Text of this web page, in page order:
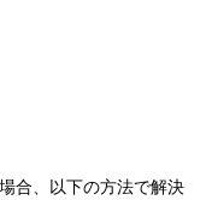
合、以下の方法で解決